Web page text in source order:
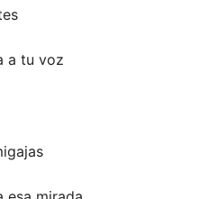
a tu voz